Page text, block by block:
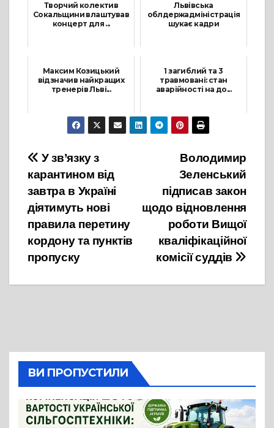
Творчий колектив
Сокальщини влаштував
концерт для ...
Львівська
облдержадміністрація
шукає кадри
Максим Козицький
відзначив найкращих
тренерів Льві...
22 Липня, 2021
1 загиблий та 3
травмовані: стан
аварійності на до...
5 Липня, 2021
Навігація
записів
Володимир
Зеленський
підписав закон
щодо відновлення
роботи Вищої
кваліфікаційної
комісії суддів
У зв’язку з
карантином від
завтра в Україні
діятимуть нові
правила перетину
кордону та пунктів
пропуску
ВИ ПРОПУСТИЛИ